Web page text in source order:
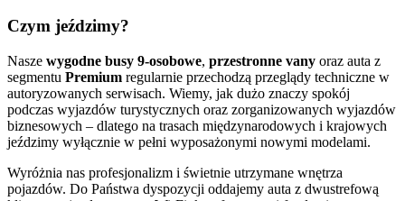
Czym jeździmy?
Nasze wygodne busy 9-osobowe, przestronne vany oraz auta z
segmentu Premium regularnie przechodzą przeglądy techniczne w
autoryzowanych serwisach. Wiemy, jak dużo znaczy spokój
podczas wyjazdów turystycznych oraz zorganizowanych wyjazdów
biznesowych – dlatego na trasach międzynarodowych i krajowych
jeździmy wyłącznie w pełni wyposażonymi nowymi modelami.
Wyróżnia nas profesjonalizm i świetnie utrzymane wnętrza
pojazdów. Do Państwa dyspozycji oddajemy auta z dwustrefową